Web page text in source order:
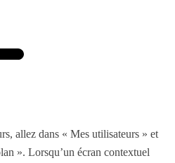
allez dans « Mes utilisateurs » et
». Lorsqu’un écran contextuel